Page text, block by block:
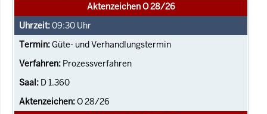
Aktenzeichen O 28/26
09:30 Uhr
Güte- und Verhandlungstermin
Prozessverfahren
D 1.360
O 28/26